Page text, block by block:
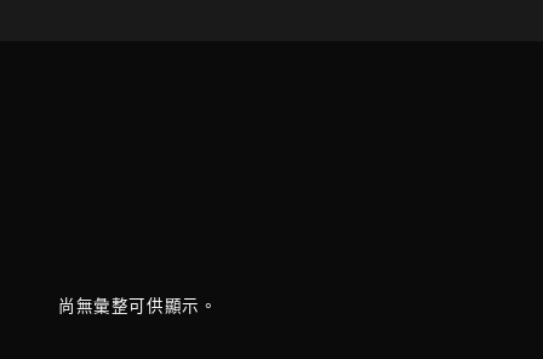
尚無彙整可供顯示。